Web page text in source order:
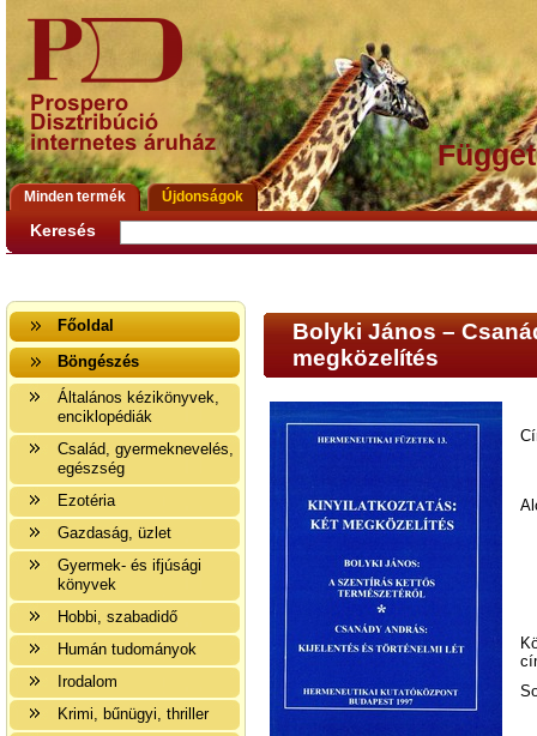
Minden termék Újdonságok
Keresés
Főoldal
Böngészés
Általános kézikönyvek,
enciklopédiák
Család, gyermeknevelés,
egészség
Ezotéria
Gazdaság, üzlet
Gyermek- és ifjúsági
könyvek
Hobbi, szabadidő
Humán tudományok
Irodalom
Krimi, bűnügyi, thriller
Bolyki János –
megközelítés